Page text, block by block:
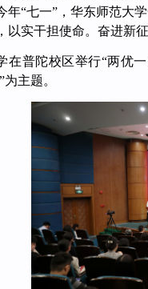
年“七一”，华东师范大
实干担使命。奋进新
在普陀校区举行“两优
主题。